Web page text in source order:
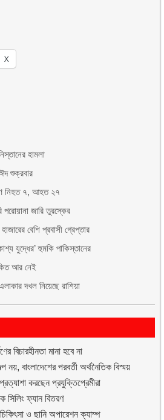
X
হামলা
শুক্রবার
নিহত ৭, আহত ২৭
পরোয়ানা জারি তুরস্কের
বেশি প্রবাসী গ্রেপ্তার
যুদ্ধের’ হুমকি পাকিস্তানের
আর নেই
দখল নিয়েছে রাশিয়া
বিচারহীনতা মানা হবে না
নয়, বাংলাদেশের পরবর্তী অর্থনৈতিক বিস্ময়
করছেন প্রযুক্তিপ্রেমীরা
সিলিং ফ্যান বিতরণ
ও ছানি অপারেশন ক্যাম্প